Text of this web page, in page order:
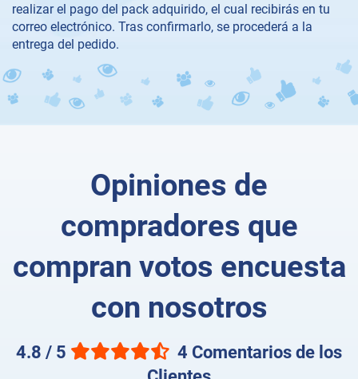
realizar el pago del pack adquirido, el cual recibirás en tu
correo electrónico. Tras confirmarlo, se procederá a la
entrega del pedido.
Opiniones de
compradores que
compran votos encuesta
con nosotros
4.8 / 5
4 Comentarios de los